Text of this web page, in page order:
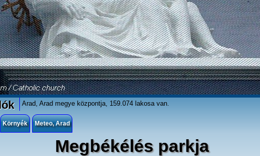
Arad, Arad megye központja, 159.074 lakosa van.
Környék Meteo, Arad
Megbékélés parkja